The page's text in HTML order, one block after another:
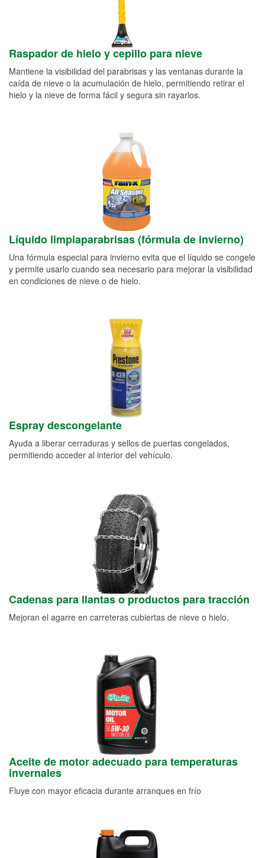
Raspador de hielo y cepillo para nieve
Mantiene la visibilidad del parabrisas y las ventanas durante la
caída de nieve o la acumulación de hielo, permitiendo retirar el
hielo y la nieve de forma fácil y segura sin rayarlos.
Líquido limpiaparabrisas (fórmula de invierno)
Una fórmula especial para invierno evita que el líquido se congele
y permite usarlo cuando sea necesario para mejorar la visibilidad
en condiciones de nieve o de hielo.
Espray descongelante
Ayuda a liberar cerraduras y sellos de puertas congelados,
permitiendo acceder al interior del vehículo.
Cadenas para llantas o productos para tracción
Mejoran el agarre en carreteras cubiertas de nieve o hielo.
Aceite de motor adecuado para temperaturas
invernales
Fluye con mayor eficacia durante arranques en frío